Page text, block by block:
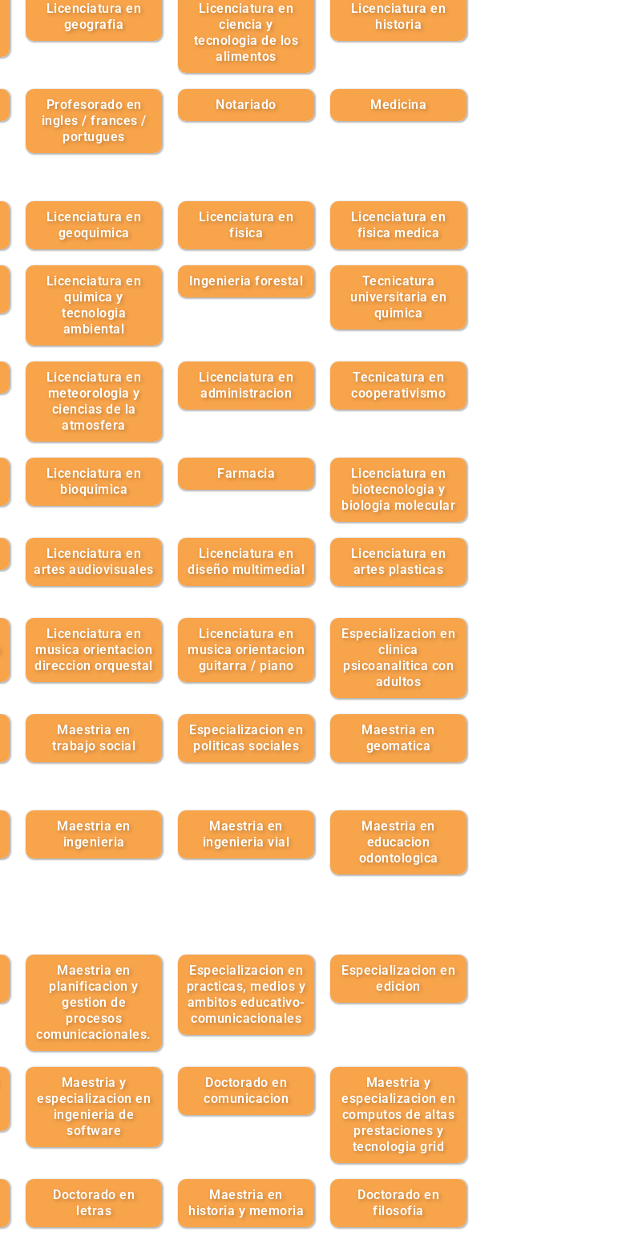
Licenciatura en
geografia
Licenciatura en
ciencia y
tecnologia de los
alimentos
Licenciatura en
historia
Profesorado en
ingles / frances /
portugues
Notariado Medicina
Licenciatura en
geoquimica
Licenciatura en
fisica
Licenciatura en
fisica medica
Licenciatura en
quimica y
tecnologia
ambiental
Ingenieria forestal
Tecnicatura
universitaria en
quimica
Licenciatura en
meteorologia y
ciencias de la
atmosfera
Licenciatura en
administracion
Tecnicatura en
cooperativismo
Licenciatura en
bioquimica
Farmacia
Licenciatura en
biotecnologia y
biologia molecular
Licenciatura en
artes audiovisuales
Licenciatura en
diseño multimedial
Licenciatura en
artes plasticas
Licenciatura en
musica orientacion
direccion orquestal
Licenciatura en
musica orientacion
guitarra / piano
Especializacion en
clinica
psicoanalitica con
adultos
Maestria en
trabajo social
Especializacion en
politicas sociales
Maestria en
geomatica
Maestria en
ingenieria
Maestria en
ingenieria vial
Maestria en
educacion
odontologica
Maestria en
planificacion y
gestion de
procesos
comunicacionales.
Especializacion en
practicas, medios y
ambitos educativo-
comunicacionales
Especializacion en
edicion
Maestria y
especializacion en
ingenieria de
software
Doctorado en
comunicacion
Maestria y
especializacion en
computos de altas
prestaciones y
tecnologia grid
Doctorado en
letras
Maestria en
historia y memoria
Doctorado en
filosofia